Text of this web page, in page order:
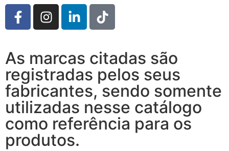
As marcas citadas são
registradas pelos seus
fabricantes, sendo somente
utilizadas nesse catálogo
como referência para os
produtos.